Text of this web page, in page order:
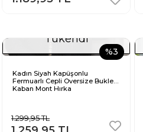
%3
Tükendi
Kadın Siyah Kapüşonlu
Fermuarlı Cepli Oversize Buklet
Kaban Mont Hırka
1.299,95 TL